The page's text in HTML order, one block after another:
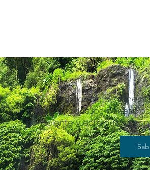
Cuando el trabajo de
anticipar todos los
consciente y esta nueva